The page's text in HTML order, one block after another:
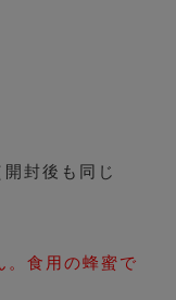
封後も同じ
食用の蜂蜜で